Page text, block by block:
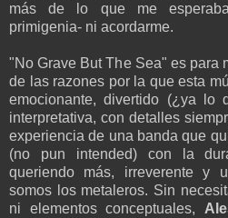
más de lo que me
primigenia- ni acordarme.
"No Grave But The Sea" es para
de las razones por la que esta
emocionante, divertido (¿ya lo
interpretativa, con detalles
experiencia de una banda que
(no pun intended) con la
queriendo más, irreverente y
somos los metaleros. Sin
ni elementos conceptuales,